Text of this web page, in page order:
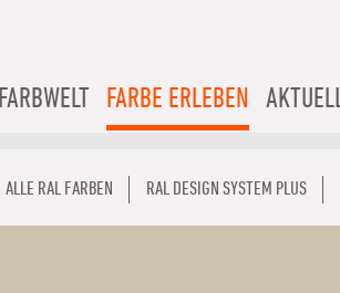
FARBWELT FARBE ERLEBEN
ALLE RAL FARBEN RAL DESIGN SYSTEM PLUS